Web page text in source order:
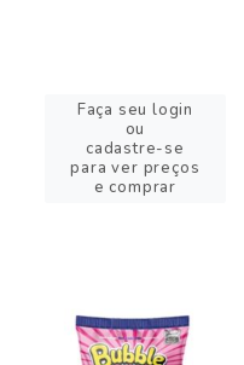
Faça seu login
ou
cadastre-se
para ver preços
e comprar